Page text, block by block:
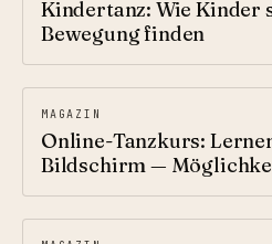
Kindertanz: Wie Kinder
Bewegung finden
MAGAZIN
Online-Tanzkurs:
Bildschirm —